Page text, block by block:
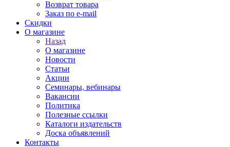
Возврат товара
Заказ по e-mail
Скидки
О магазине
Назад
О магазине
Новости
Статьи
Акции
Семинары, вебинары
Вакансии
Политика
Полезные ссылки
Каталоги издательств
Доска объявлений
Контакты